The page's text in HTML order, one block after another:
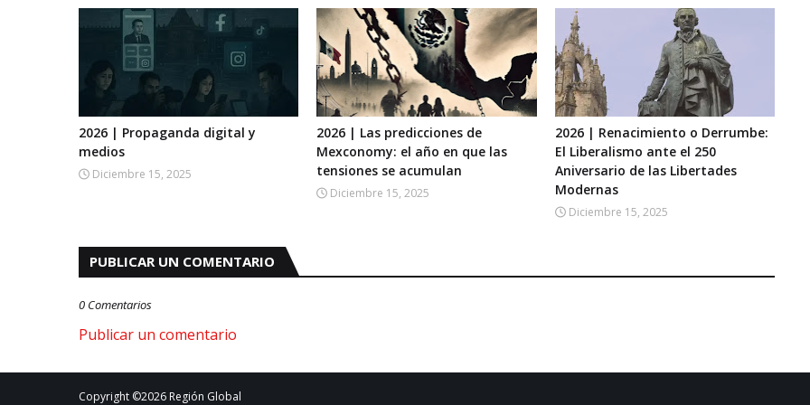
2026 | Propaganda digital y
medios
Diciembre 15, 2025
2026 | Las predicciones de
Mexconomy: el año en que las
tensiones se acumulan
Diciembre 15, 2025
2026 | Renacimiento o Derrumbe:
El Liberalismo ante el 250
Aniversario de las Libertades
Modernas
Diciembre 15, 2025
PUBLICAR UN COMENTARIO
0 Comentarios
Publicar un comentario
Copyright ©2026 Región Global